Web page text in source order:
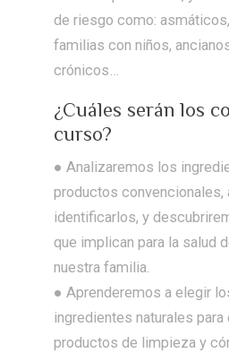
de riesgo como:
familias con niños,
crónicos…
¿Cuáles serán los
curso?
● Analizaremos los
productos convencionales,
identificarlos, y
que implican para la salud
nuestra familia.
● Aprenderemos a elegir
ingredientes naturales
productos de limpieza y